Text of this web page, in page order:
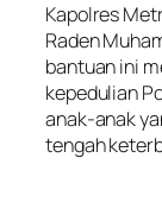
Kapolres
Raden
bantuan ini
kepedulian
anak-anak
tengah